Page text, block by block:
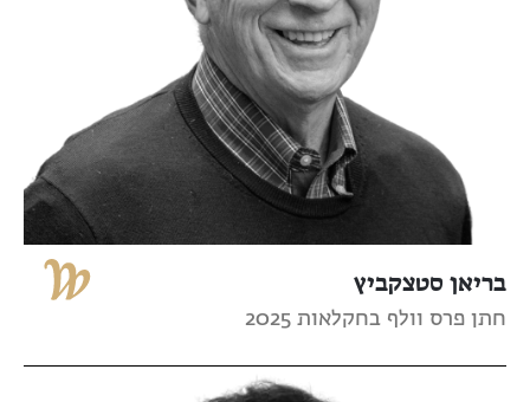
בריאן סטצקביץ
חתן פרס וולף בחקלאות 2025